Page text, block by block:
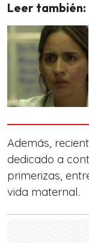
Leer también:
Además,
dedicado a
primerizas,
vida maternal.